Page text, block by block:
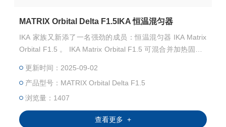
MATRIX Orbital Delta F1.5IKA 恒温混匀器
IKA 家族又新添了一名强劲的成员：恒温混匀器 IKA Matrix
Orbital F1.5 。 IKA Matrix Orbital F1.5 可混合并加热固定2
/ RNA 样品或者 ELISA 试验等样品，甚至最小量的实验室应
用，都可以混合均匀，达到无交叉污染的优良混匀效果。
更新时间：2025-09-02
产品型号：MATRIX Orbital Delta F1.5
浏览量：1407
查看更多 +